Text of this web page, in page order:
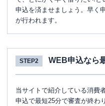
申込を済ませましょう。早く
が行われます。
STEP2 WEB申込なら
当サイトで紹介している消費
申込で最短25分で審査が終わ